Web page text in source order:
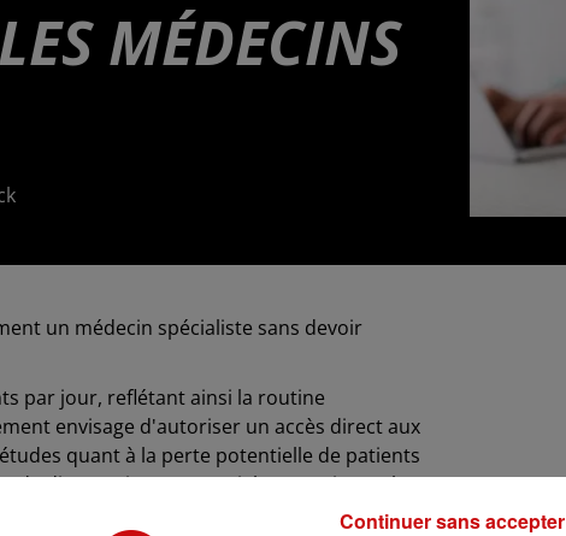
MÉDECINS
un médecin spécialiste sans devoir
par jour, reflétant ainsi la routine
envisage d'autoriser un accès direct aux
quant à la perte potentielle de patients
de diagnostic est essentiel pour orienter les
et de l'urgence de la situation.
Continuer sans accepter